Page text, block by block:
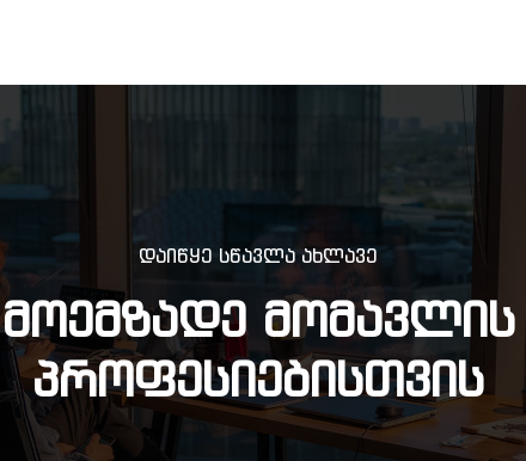
დაიწყე სწავლა ახლავე
ᲛᲝᲔᲛᲖᲐᲓᲔ ᲛᲝᲛᲐᲕᲚᲘᲡ
ᲞᲠᲝᲤᲔᲡᲘᲔᲑᲘᲡᲗᲕᲘᲡ